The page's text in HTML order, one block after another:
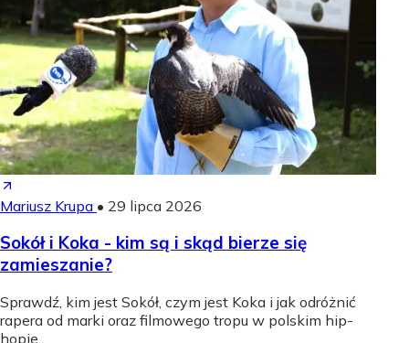
Mariusz Krupa • 29 lipca 2026
Sokół i Koka - kim są i skąd bierze się
zamieszanie?
Sprawdź, kim jest Sokół, czym jest Koka i jak odróżnić
rapera od marki oraz filmowego tropu w polskim hip-
hopie.